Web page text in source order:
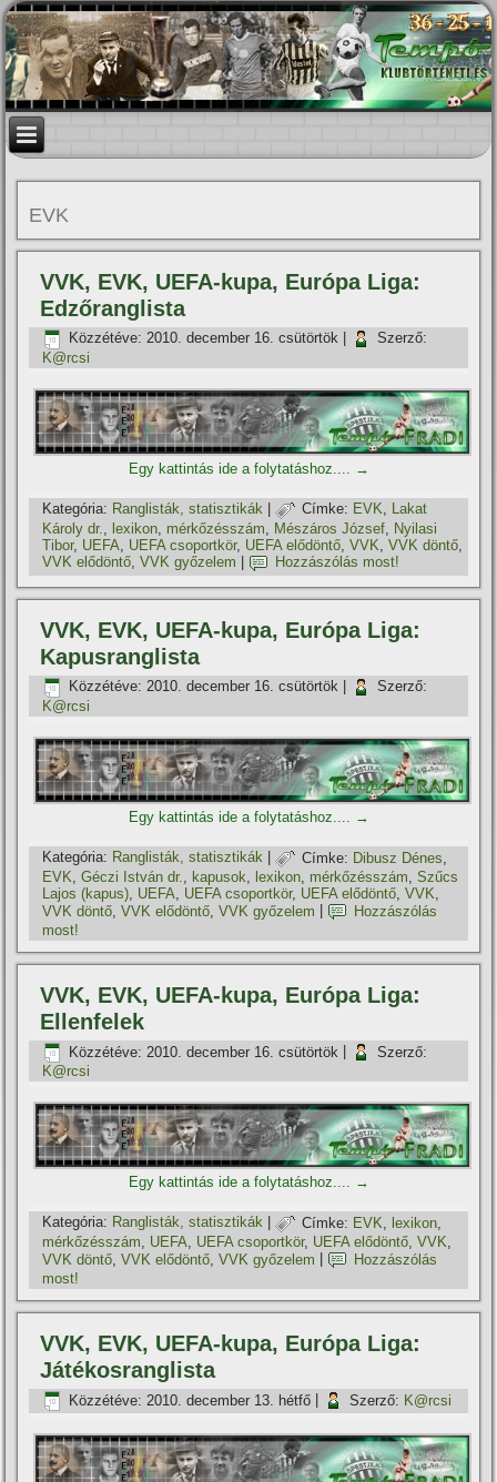
EVK
VVK, EVK, UEFA-kupa, Európa Liga:
Edzőranglista
Közzétéve: 2010. december 16. csütörtök
Szerző:
K@rcsi
Egy kattintás ide a folytatáshoz.... →
Kategória: Ranglisták, statisztikák | Címke: EVK, Lakat
Károly dr., lexikon, mérkőzésszám, Mészáros József, Nyilasi
Tibor, UEFA, UEFA csoportkör, UEFA elődöntő,VVK,VVK döntő,
VVK elődöntő,VVK győzelem Hozzászólás most!
VVK, EVK, UEFA-kupa, Európa Liga:
Kapusranglista
Közzétéve: 2010. december 16. csütörtök
Szerző:
K@rcsi
Egy kattintás ide a folytatáshoz.... →
Kategória: Ranglisták, statisztikák | Címke: Dibusz Dénes
EVK,Géczi István dr., kapusok, lexikon, mérkőzésszám,Szűcs
Lajos (kapus), UEFA, UEFA csoportkör, UEFA elődöntő,VVK,
VVK döntő ,VVK elődöntő ,VVK győzelem
Hozzászólás
most!
VVK, EVK, UEFA-kupa, Európa Liga:
Ellenfelek
Közzétéve: 2010. december 16. csütörtök
Szerző:
K@rcsi
Egy kattintás ide a folytatáshoz.... →
Kategória: Ranglisták, statisztikák | Címke: EVK ,lexikon
mérkőzésszám, UEFA, UEFA csoportkör, UEFA elődöntő,VVK,
VVK döntő ,VVK elődöntő ,VVK győzelem
Hozzászólás
most!
VVK, EVK, UEFA-kupa, Európa Liga:
Játékosranglista
Közzétéve: 2010. december 13. hétfő Szerző: K@rcsi